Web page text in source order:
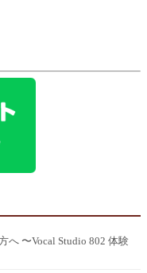
へ 〜Vocal Studio 802 体験